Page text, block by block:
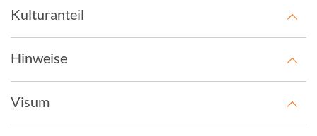
Kulturanteil
Hinweise
Visum